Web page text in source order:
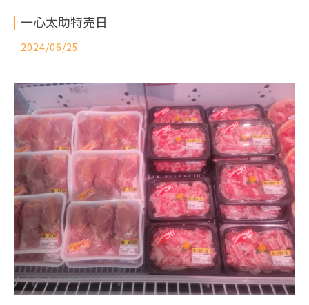
一心太助特売日
2024/06/25